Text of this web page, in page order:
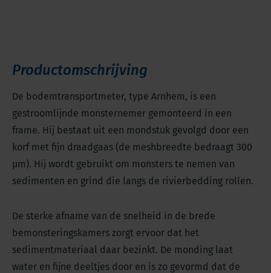
water behouden blijft
Productomschrijving
De bodemtransportmeter, type Arnhem, is een
gestroomlijnde monsternemer gemonteerd in een
frame. Hij bestaat uit een mondstuk gevolgd door een
korf met fijn draadgaas (de meshbreedte bedraagt 300
μm). Hij wordt gebruikt om monsters te nemen van
sedimenten en grind die langs de rivierbedding rollen.
De sterke afname van de snelheid in de brede
bemonsteringskamers zorgt ervoor dat het
sedimentmateriaal daar bezinkt. De monding laat
water en fijne deeltjes door en is zo gevormd dat de